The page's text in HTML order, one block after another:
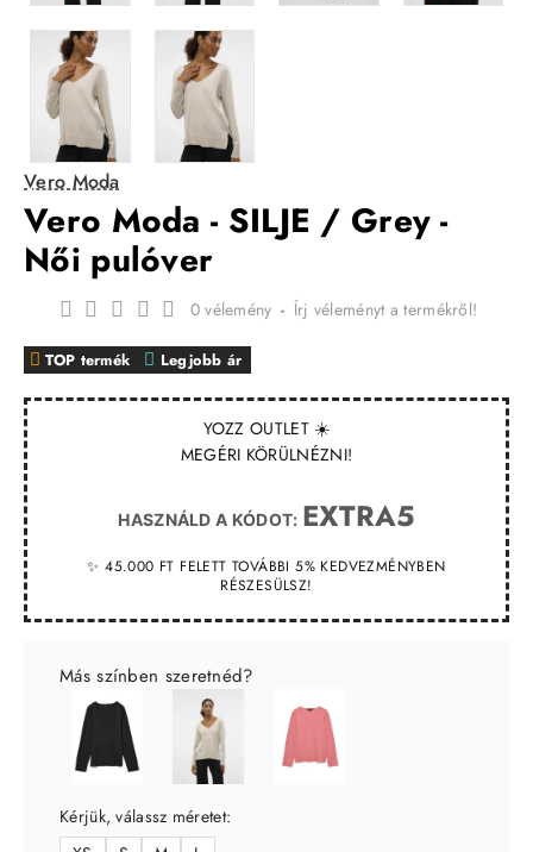
Vero Moda
Vero Moda - SILJE / Grey -
Női pulóver
YOZZ OUTLET ☀️
MEGÉRI KÖRÜLNÉZNI!
HASZNÁLD A KÓDOT: EXTRA5
✨ 45.000 FT FELETT TOVÁBBI 5% KEDVEZMÉNYBEN
RÉSZESÜLSZ!
TOP termék Legjobb ár
0 vélemény - Írj véleményt a termékről!
Más színben szeretnéd?
Kérjük, válassz méretet: